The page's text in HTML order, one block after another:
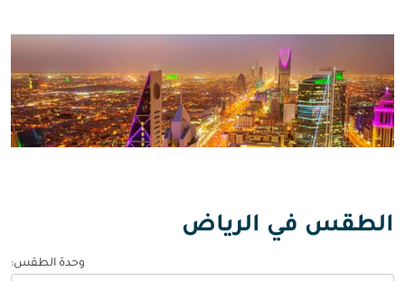
الطقس في الرياض
وحدة الطقس: